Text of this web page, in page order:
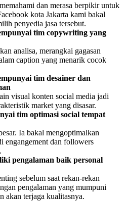
dan merasa berpikir untuk
kota Jakarta kami bakal
penyedia jasa tersebut.
tim copywriting yang
analisa, merangkai gagasan
caption yang menarik cocok
tim desainer dan
visual konten social media jadi
market yang disasar.
tim optimasi social tempat
Ia bakal mengoptimalkan
engangement dan followers
pengalaman baik personal
sebelum saat rekan-rekan
pengalaman yang mumpuni
akan terjaga kualitasnya.